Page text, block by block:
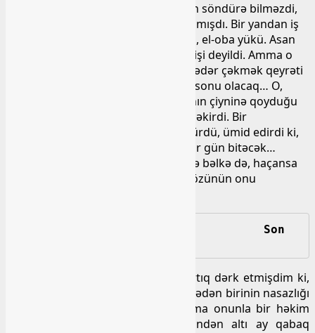
yox idi. Gecələr belə mobil telefonun söndürə bilməzdi,
bəlkə də rahat yatdığı bir gecə olmamışdı. Bir yandan iş
qayğıları, bir yandan qohum-qardaş, el-oba yükü. Asan
deyildi bu yükü çəkmək, hər kişinin işi deyildi. Amma o
çəkirdi, hələ ki çəkirdi, çəkə bildiyi qədər çəkmək qeyrəti
vardı. Amma bilirdi ki, bunun da bir sonu olacaq… O,
nikbin adam idi, demək olar ki, Allahın çiyninə qoyduğu
hər bir yükü çəkə bilirdi, sevə-sevə çəkirdi. Bir
problemdən qurtarıb, digərinə düşürdü, ümid edirdi ki,
heç olmaza bu “xırda” problemlər bir gün bitəcək…
Amma yavaş, yavaş səbri daralırdı və bəlkə də, haçansa
bir gün bu problemlərin, dərdlərin özünün onu
Son
Doğrusu son beş-altı il olardı ki, artıq dərk etmişdim ki,
əmioğlunun işi, problemi çoxdur, ailədən birinin nasazlığı
olan kimi üzərinə qaçmırdım. Amma onunla bir həkim
kimi görüşümüz, deyəsən ölümündən altı ay qabaq